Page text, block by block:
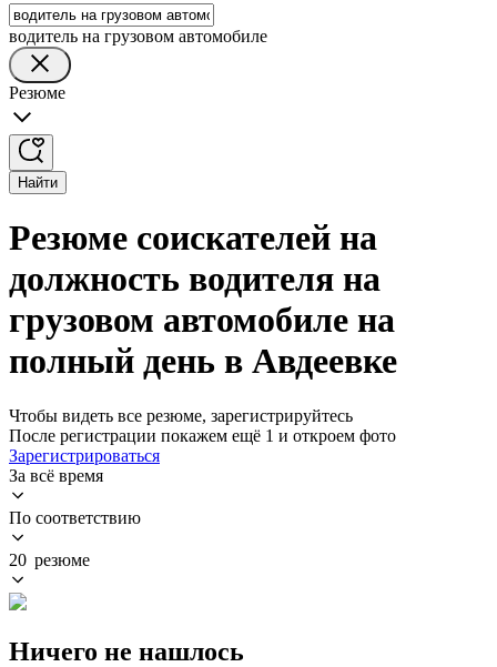
водитель на грузовом автомобиле
Резюме
Найти
Резюме соискателей на
должность водителя на
грузовом автомобиле на
полный день в Авдеевке
Чтобы видеть все резюме, зарегистрируйтесь
После регистрации покажем ещё 1 и откроем фото
Зарегистрироваться
За всё время
По соответствию
20 резюме
Ничего не нашлось